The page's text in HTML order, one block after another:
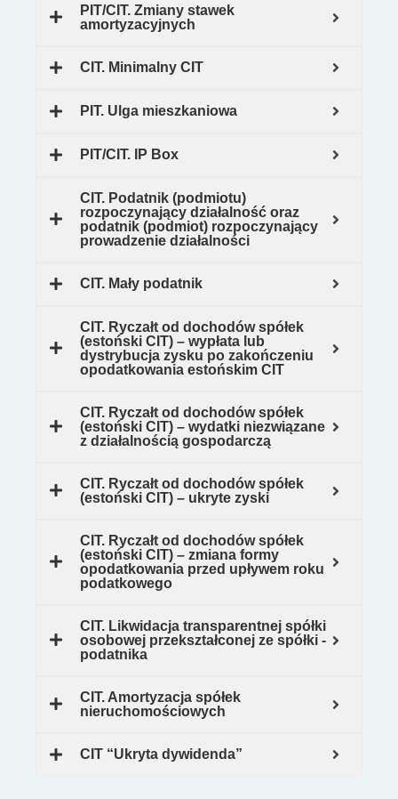
PIT/CIT. Zmiany stawek
amortyzacyjnych
CIT. Minimalny CIT
PIT. Ulga mieszkaniowa
PIT/CIT. IP Box
CIT. Podatnik (podmiotu)
rozpoczynający działalność oraz
podatnik (podmiot) rozpoczynający
prowadzenie działalności
CIT. Mały podatnik
CIT. Ryczałt od dochodów spółek
(estoński CIT) – wypłata lub
dystrybucja zysku po zakończeniu
opodatkowania estońskim CIT
CIT. Ryczałt od dochodów spółek
(estoński CIT) – wydatki niezwiązane
z działalnością gospodarczą
CIT. Ryczałt od dochodów spółek
(estoński CIT) – ukryte zyski
CIT. Ryczałt od dochodów spółek
(estoński CIT) – zmiana formy
opodatkowania przed upływem roku
podatkowego
CIT. Likwidacja transparentnej spółki
osobowej przekształconej ze spółki -
podatnika
CIT. Amortyzacja spółek
nieruchomościowych
CIT “Ukryta dywidenda”